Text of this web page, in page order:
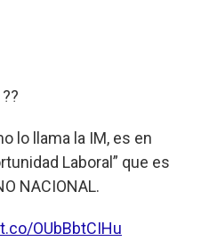
lo llama la IM, es en
Laboral” que es
NACIONAL.
OUbBbtCIHu